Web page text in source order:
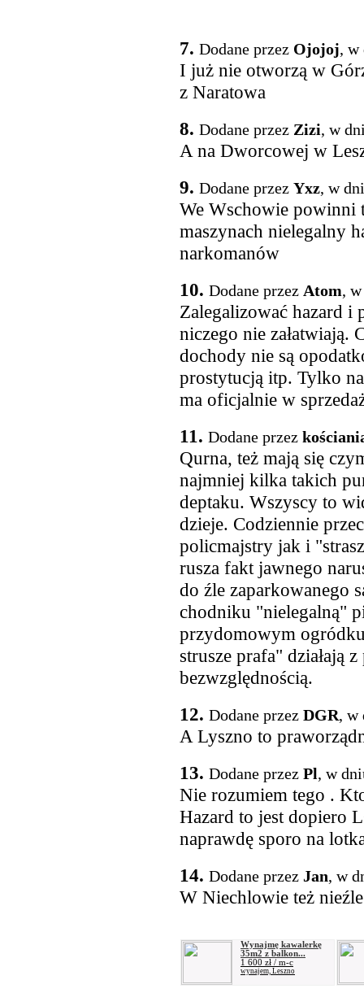
7. Dodane przez Ojojoj, w
I już nie otworzą w
z Naratowa
8. Dodane przez Zizi, w
A na Dworcowej w
9. Dodane przez Yxz, w
We Wschowie powinni
maszynach nielegalny
narkomanów
10. Dodane przez Atom,
Zalegalizować hazard i
niczego nie załatwiają.
dochody nie są
prostytucją itp. Tylko
ma oficjalnie w
11. Dodane przez
Qurna, też mają się
najmniej kilka takich
deptaku. Wszyscy to
dzieje. Codziennie
policmajstry jak i
rusza fakt jawnego
do źle zaparkowanego
chodniku "nielegalną"
przydomowym
strusze prafa" działają
bezwzględnością.
12. Dodane przez DGR, w
A Lyszno to
13. Dodane przez Pl, w
Nie rozumiem tego .
Hazard to jest dopiero
naprawdę sporo na
14. Dodane przez Jan, w
W Niechlowie też
Wynajmę kawalerkę
35m2 z balkon...
1 600 zł / m-c
wynajem, Leszno